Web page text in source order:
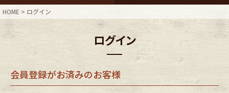
ログイン・会員登録 LINE ID連携
マイページ
ご利用ガイド International Shipping
HOME ログイン
ログイン
会員登録がお済みのお客様